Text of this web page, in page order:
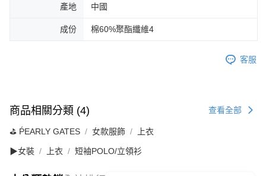
產地 中國
成份 棉60%聚酯纖維4
客服
商品相關分類 (4) 查看全部
⛳️ ṔEARLY GATES 女款服飾 上衣
▶女裝 上衣 短袖POLO/立領衫